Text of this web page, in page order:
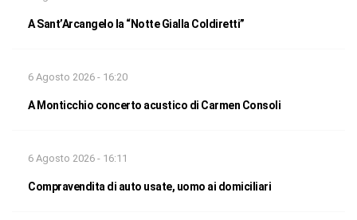
A Sant’Arcangelo la “Notte Gialla Coldiretti”
6 Agosto 2026 - 16:20
A Monticchio concerto acustico di Carmen Consoli
6 Agosto 2026 - 16:11
Compravendita di auto usate, uomo ai domiciliari